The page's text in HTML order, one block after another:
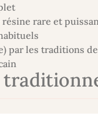
résine rare et
par les traditions